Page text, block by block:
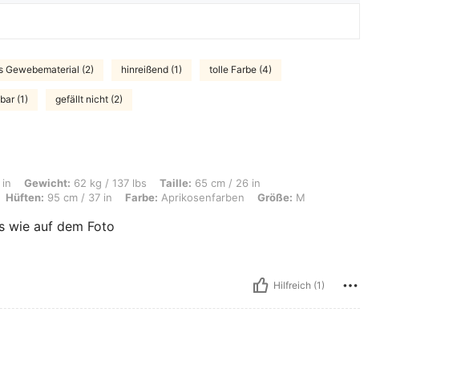
Gewebematerial (2) hinreißend (1) tolle Farbe (4)
(1) gefällt nicht (2)
62 kg / 137 lbs, Taille: 65 cm / 26 in, Brust: 92 cm / 36 in, Körperform: Sanduhr, Hüften: 95 cm / 37
in Gewicht: 62 kg / 137 lbs Taille: 65 cm / 26 in
Hüften: 95 cm / 37 in Farbe: Aprikosenfarben Größe: M
wie auf dem Foto
Hilfreich (1)